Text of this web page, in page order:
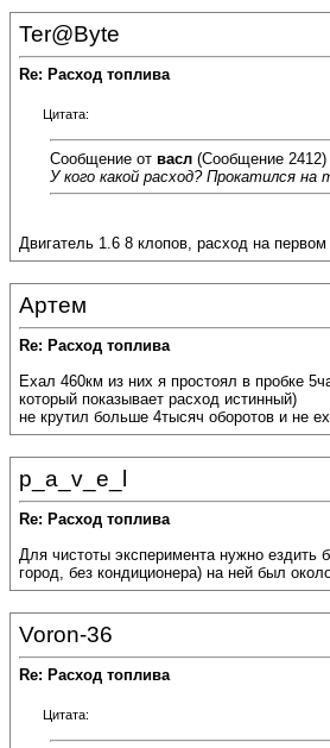
Ter@Byte
Re: Расход топлива
Цитата:
Сообщение от васл (Сообщение 2412)
У кого какой расход? Прокатился на
Двигатель 1.6 8 клопов, расход на
Артем
Re: Расход топлива
Ехал 460км из них я простоял в пробке
который показывает расход истинный)
не крутил больше 4тысяч оборотов и не
p_a_v_e_l
Re: Расход топлива
Для чистоты эксперимента нужно ездить
город, без кондиционера) на ней был
Voron-36
Re: Расход топлива
Цитата: